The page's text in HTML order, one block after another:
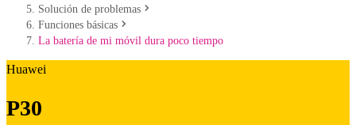
Solución de problemas
Funciones básicas
La batería de mi móvil dura poco tiempo
Huawei
P30